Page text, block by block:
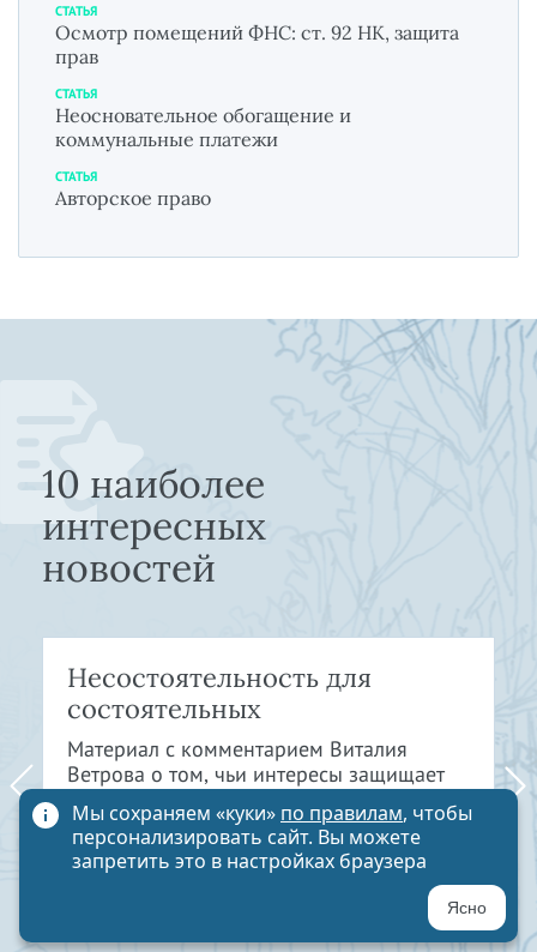
СТАТЬЯ
Осмотр помещений ФНС: ст. 92 НК, защита
прав
СТАТЬЯ
Неосновательное обогащение и
коммунальные платежи
СТАТЬЯ
Авторское право
10 наиболее
интересных
новостей
Несостоятельность для
состоятельных
Материал с комментарием Виталия
Ветрова о том, чьи интересы защищает
ФЗ-476
ЧИТАТЬ НОВОСТЬ
Мы сохраняем «куки» по правилам, чтобы
персонализировать сайт. Вы можете
запретить это в настройках браузера
Ясно